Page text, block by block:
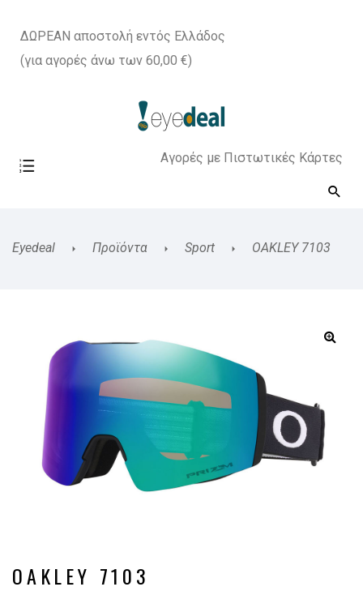
ΔΩΡΕΑΝ αποστολή εντός Ελλάδος
(για αγορές άνω των 60,00 €)
Αγορές με Πιστωτικές Κάρτες
Eyedeal Προϊόντα Sport OAKLEY 7103
OAKLEY 7103